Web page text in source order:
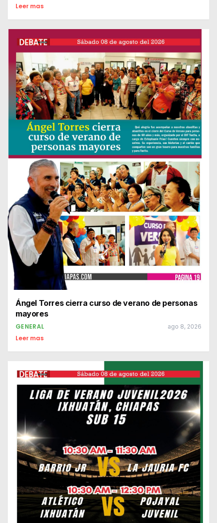
Leer mas
Ángel Torres cierra curso de verano de personas
mayores
GENERAL ago 8, 2026
Leer mas